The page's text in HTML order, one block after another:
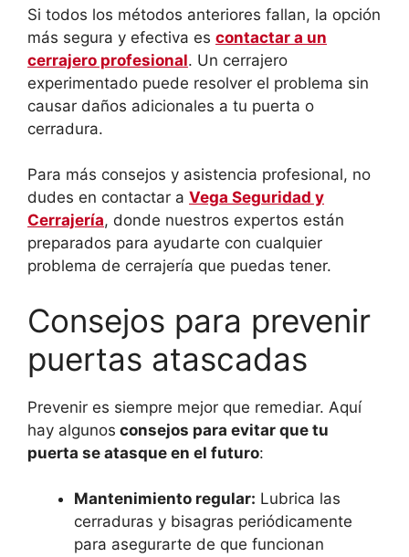
Si todos los métodos anteriores fallan, la opción
más segura y efectiva es contactar a un
cerrajero profesional. Un cerrajero
experimentado puede resolver el problema sin
causar daños adicionales a tu puerta o
cerradura.
Para más consejos y asistencia profesional, no
dudes en contactar a Vega Seguridad y
Cerrajería, donde nuestros expertos están
preparados para ayudarte con cualquier
problema de cerrajería que puedas tener.
Consejos para prevenir
puertas atascadas
Prevenir es siempre mejor que remediar. Aquí
hay algunos consejos para evitar que tu
puerta se atasque en el futuro:
Mantenimiento regular: Lubrica las
cerraduras y bisagras periódicamente
para asegurarte de que funcionan